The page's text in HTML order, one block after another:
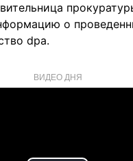
о
dpa.
ВИДЕО ДНЯ